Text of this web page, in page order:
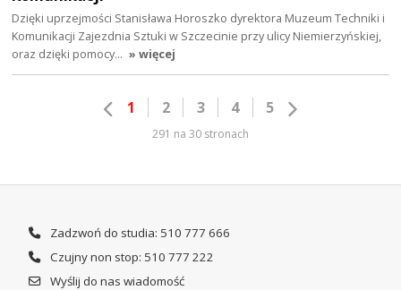
Dzięki uprzejmości Stanisława Horoszko dyrektora Muzeum Techniki i
Komunikacji Zajezdnia Sztuki w Szczecinie przy ulicy Niemierzyńskiej,
oraz dzięki pomocy… » więcej
1 2 3 4 5
291 na 30 stronach
Zadzwoń do studia: 510 777 666
Czujny non stop: 510 777 222
Wyślij do nas wiadomość